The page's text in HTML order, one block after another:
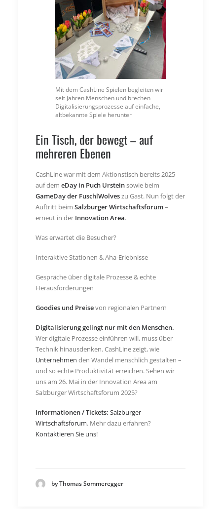
Mit dem CashLine Spielen begleiten wir
seit Jahren Menschen und brechen
Digitalisierungsprozesse auf einfache,
altbekannte Spiele herunter
Ein Tisch, der bewegt – auf
mehreren Ebenen
CashLine war mit dem Aktionstisch bereits 2025
auf dem eDay in Puch Ursteinsowie beim
GameDay der FuschlWolveszu Gast. Nun folgt der
Auftritt beim Salzburger Wirtschaftsforum–
erneut in der Innovation Area.
Was erwartet die Besucher?
Interaktive Stationen & Aha-Erlebnisse
Gespräche über digitale Prozesse & echte
Herausforderungen
Goodies und Preisevon regionalen Partnern
Digitalisierung gelingt nur mit den Menschen.
Wer digitale Prozesse einführen will, muss über
Technik hinausdenken. CashLine zeigt, wie
Unternehmen den Wandel menschlich gestalten –
und so echte Produktivität erreichen. Sehen wir
uns am 26. Mai in der Innovation Area am
Salzburger Wirtschaftsforum 2025?
Informationen / Tickets: Salzburger
Wirtschaftsforum. Mehr dazu erfahren?
Kontaktieren Sie uns!
by Thomas Sommeregger